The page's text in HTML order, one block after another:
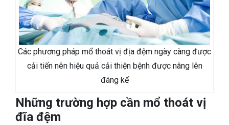
Các phương pháp mổ thoát vị địa đệm ngày càng được
cải tiến nên hiệu quả cải thiện bệnh được nâng lên
đáng kể
Những trường hợp cần mổ thoát vị
đĩa đệm